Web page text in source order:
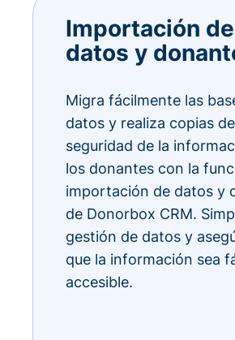
Importación de
datos y
Migra fácilmente las
datos y realiza copias de
seguridad de la
los donantes con la
importación de datos y
de Donorbox CRM.
gestión de datos y
que la información sea
accesible.